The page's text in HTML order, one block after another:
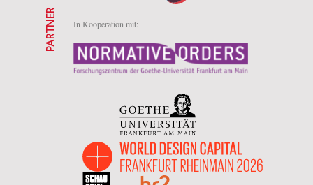
In Kooperation mit:
PARTNER